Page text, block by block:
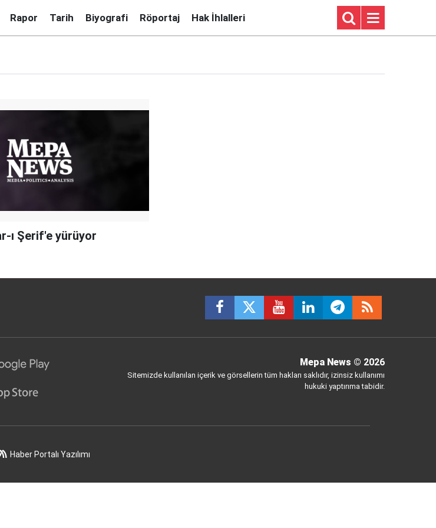
Rapor Tarih Biyografi Röportaj Hak İhlalleri
ı Şerif'e yürüyor
Mepa News © 2026
Sitemizde kullanılan içerik ve görsellerin tüm hakları saklıdır, izinsiz kullanımı
hukuki yaptırıma tabidir.
Haber Portalı Yazılımı